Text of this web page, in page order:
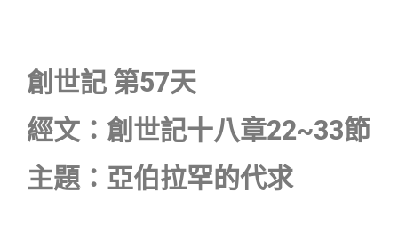
創世記 第57天
經文：創世記十八章22~33節
主題：亞伯拉罕的代求